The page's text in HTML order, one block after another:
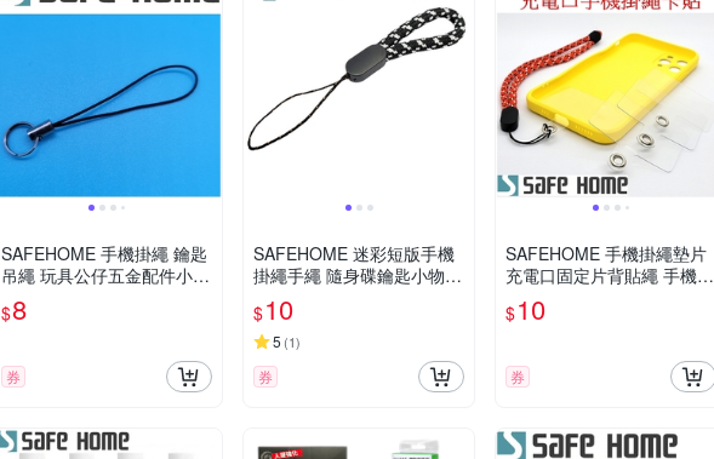
SAFEHOME 手機掛繩 鑰匙
吊繩 玩具公仔五金配件小繩
子 6公分長 CPA029
$8
券
SAFEHOME 迷彩短版手機
掛繩手繩 隨身碟鑰匙小物掛
飾指環吊繩 11公分長 (恕不
接受指定顏色出貨) CPA045
$10
5 (1)
券
SAFEHOME 手機掛繩墊片
充電口固定片背貼繩 手機殼
貼片夾 PVC防丟連接片掛鏈
僅0.45mm 厚 CPA043
$10
券